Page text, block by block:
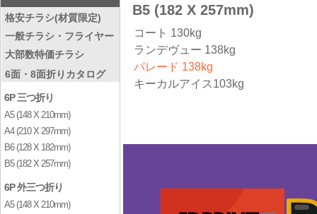
格安チラシ(材質限定)
一般チラシ・フライヤー
大部数特価チラシ
6面・8面折りカタログ
6P 三つ折り
A5 (148 X 210mm)
A4 (210 X 297mm)
B6 (128 X 182mm)
B5 (182 X 257mm)
6P 外三つ折り
A5 (148 X 210mm)
B5 (182 X 257mm)
コート 130kg
ランデヴュー 138kg
パレード 138kg
キーカルアイス103kg